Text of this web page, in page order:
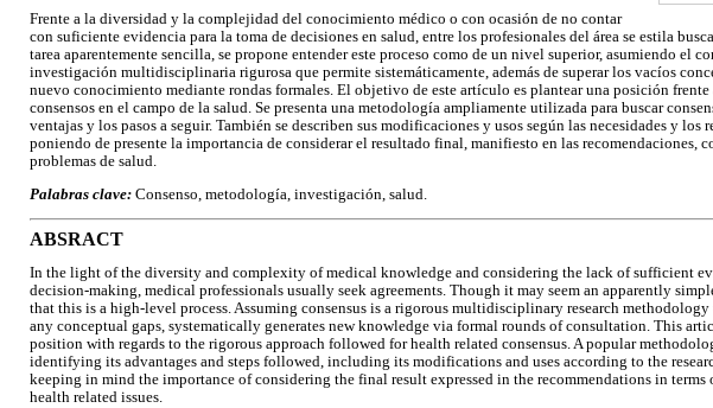
Frente a la diversidad y la complejidad del conocimiento médico o con ocasión de no contar
con suficiente evidencia para la toma de decisiones en salud, entre los profesionales del área se estila
tarea aparentemente sencilla, se propone entender este proceso como de un nivel superior, asumiendo el
investigación multidisciplinaria rigurosa que permite sistemáticamente, además de superar los vacíos
nuevo conocimiento mediante rondas formales. El objetivo de este artículo es plantear una posición
consensos en el campo de la salud. Se presenta una metodología ampliamente utilizada para buscar
ventajas y los pasos a seguir. También se describen sus modificaciones y usos según las necesidades y los
poniendo de presente la importancia de considerar el resultado final, manifiesto en las recomendaciones,
problemas de salud.
Palabras clave: Consenso, metodología, investigación, salud.
ABSRACT
In the light of the diversity and complexity of medical knowledge and considering the lack of sufficient
decision-making, medical professionals usually seek agreements. Though it may seem an apparently
that this is a high-level process. Assuming consensus is a rigorous multidisciplinary research
any conceptual gaps, systematically generates new knowledge via formal rounds of consultation. This
position with regards to the rigorous approach followed for health related consensus. A popular
identifying its advantages and steps followed, including its modifications and uses according to the
keeping in mind the importance of considering the final result expressed in the recommendations in
health related issues.